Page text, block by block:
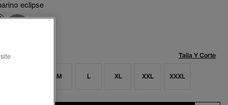
eclipse
seleccionado
Talla Y Corte
M L XL XXL XXXL